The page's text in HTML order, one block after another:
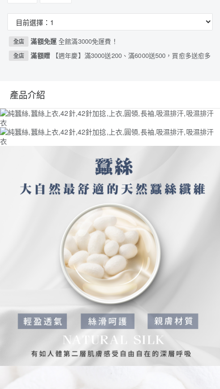
全店 滿額免運全館滿3000免運費！
全店 滿額贈 【週年慶】滿3000送200、滿6000送500，買愈多送愈多
產品介紹